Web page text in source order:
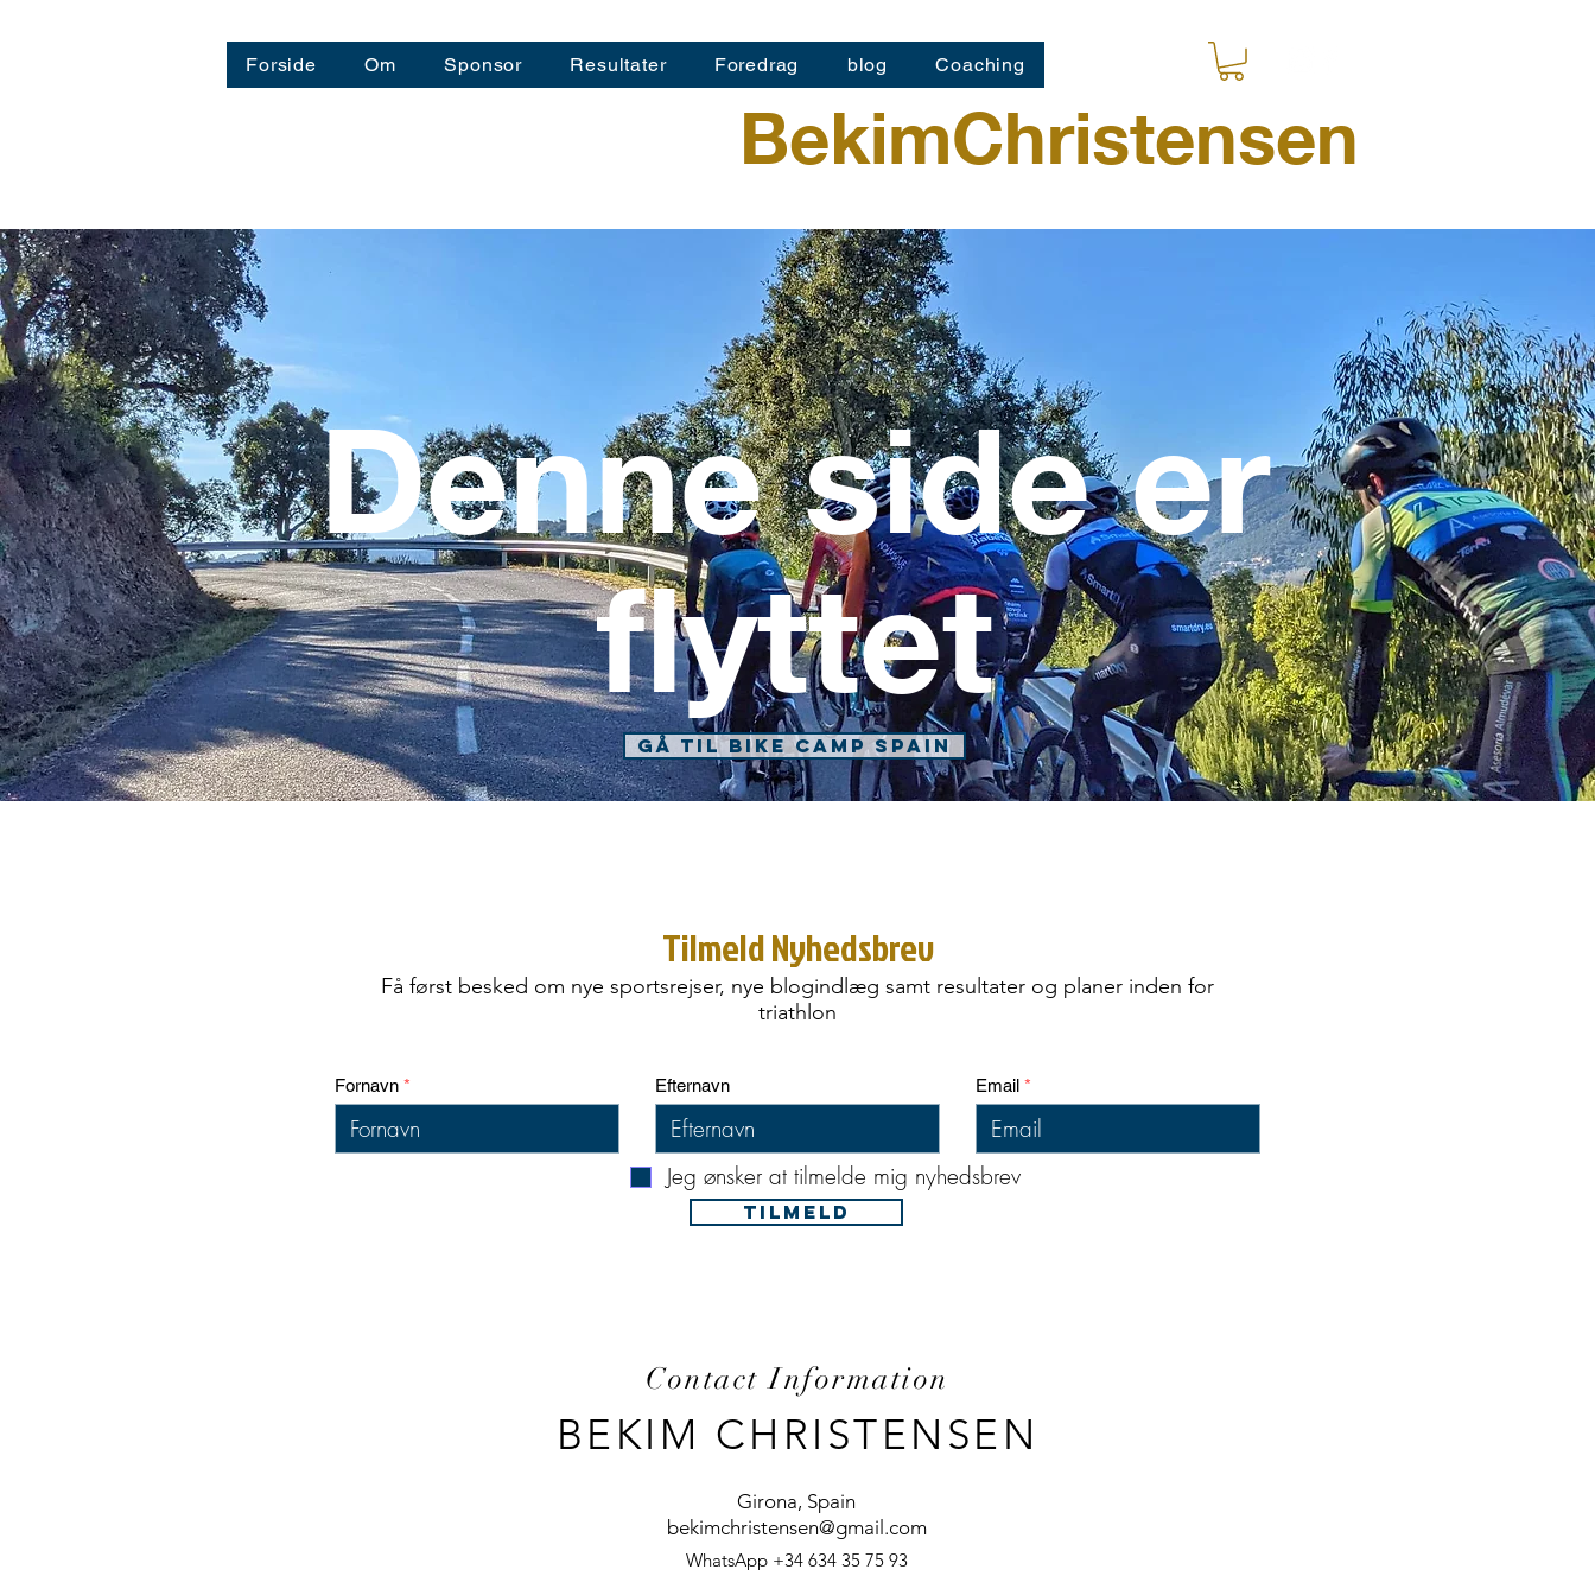
Forside Om Sponsor Resultater Foredrag blog Coaching
BekimChristensen
Denne side er
flyttet
Gå til Bike Camp Spain
Tilmeld Nyhedsbrev
Få først besked om nye sportsrejser, nye blogindlæg samt resultater og planer inden for
triathlon
Fornavn Efternavn Email
Jeg ønsker at tilmelde mig nyhedsbrev
TILMELD
Contact Information
BEKIM CHRISTENSEN
Girona, Spain
bekimchristensen@gmail.com
WhatsApp +34 634 35 75 93